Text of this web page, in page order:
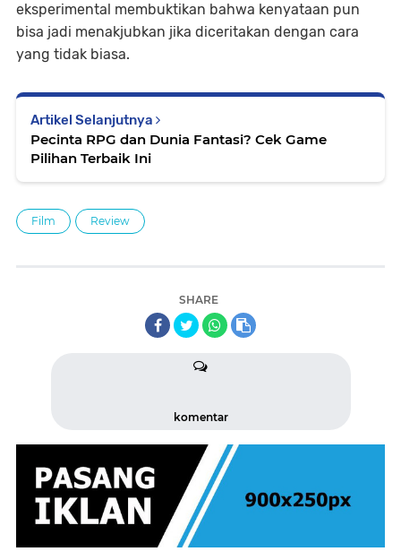
eksperimental membuktikan bahwa kenyataan pun
bisa jadi menakjubkan jika diceritakan dengan cara
yang tidak biasa.
Artikel Selanjutnya
Pecinta RPG dan Dunia Fantasi? Cek Game
Pilihan Terbaik Ini
Film Review
SHARE
komentar